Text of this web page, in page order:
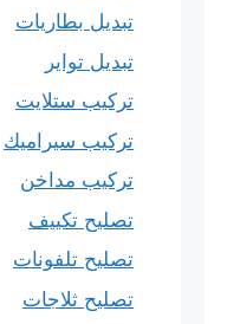
تبديل بطاريات
تبديل تواير
تركيب ستلايت
تركيب سيراميك
تركيب مداخن
تصليح تكييف
تصليح تلفونات
تصليح ثلاجات